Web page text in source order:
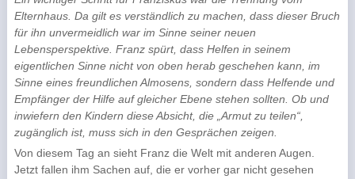
Elternhaus. Da gilt es verständlich zu machen, dass dieser Bruch
für ihn unvermeidlich war im Sinne seiner neuen
Lebensperspektive. Franz spürt, dass Helfen in seinem
eigentlichen Sinne nicht von oben herab geschehen kann, im
Sinne eines freundlichen Almosens, sondern dass Helfende und
Empfänger der Hilfe auf gleicher Ebene stehen sollten. Ob und
inwiefern den Kindern diese Absicht, die „Armut zu teilen“,
zugänglich ist, muss sich in den Gesprächen zeigen.
Von diesem Tag an sieht Franz die Welt mit anderen Augen.
Jetzt fallen ihm Sachen auf, die er vorher gar nicht gesehen